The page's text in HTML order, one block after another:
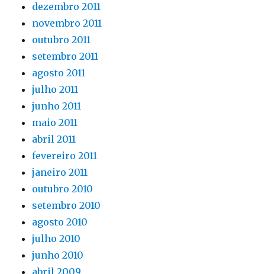
dezembro 2011
novembro 2011
outubro 2011
setembro 2011
agosto 2011
julho 2011
junho 2011
maio 2011
abril 2011
fevereiro 2011
janeiro 2011
outubro 2010
setembro 2010
agosto 2010
julho 2010
junho 2010
abril 2009